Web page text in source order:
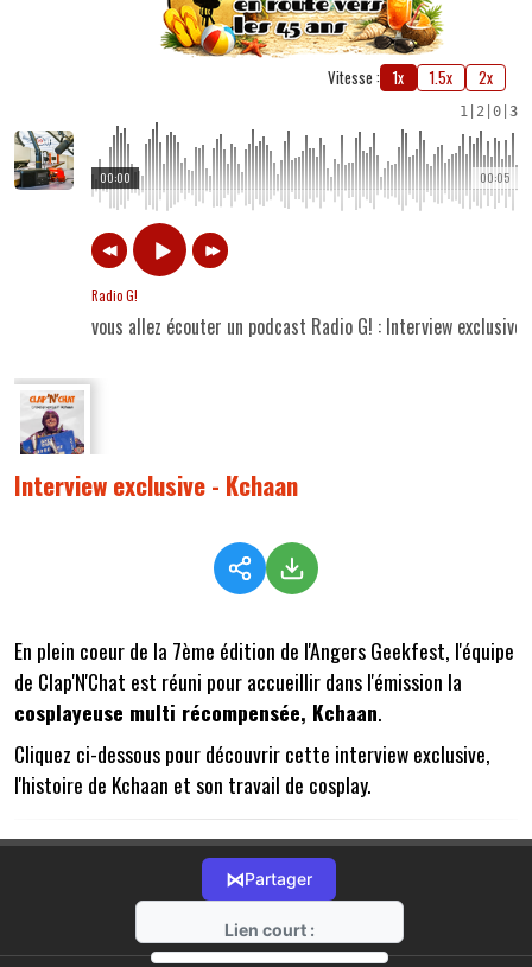
Vitesse : 1x 1.5x 2x
1 2 0 3
00:05
00:00
Radio G!
vous allez écouter un podcast Radio G! : Interview exclusive
Interview exclusive - Kchaan
En plein coeur de la 7ème édition de l'Angers Geekfest, l'équipe
de Clap'N'Chat est réuni pour accueillir dans l'émission la
cosplayeuse multi récompensée, Kchaan.
Cliquez ci-dessous pour découvrir cette interview exclusive,
l'histoire de Kchaan et son travail de cosplay.
⋈Partager
Lien court :